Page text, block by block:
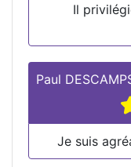
Il
Paul
Je suis